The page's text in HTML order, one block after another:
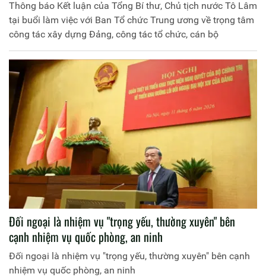
Thông báo Kết luận của Tổng Bí thư, Chủ tịch nước Tô Lâm
tại buổi làm việc với Ban Tổ chức Trung ương về trọng tâm
công tác xây dựng Đảng, công tác tổ chức, cán bộ
Đối ngoại là nhiệm vụ "trọng yếu, thường xuyên" bên
cạnh nhiệm vụ quốc phòng, an ninh
Đối ngoại là nhiệm vụ "trọng yếu, thường xuyên" bên cạnh
nhiệm vụ quốc phòng, an ninh